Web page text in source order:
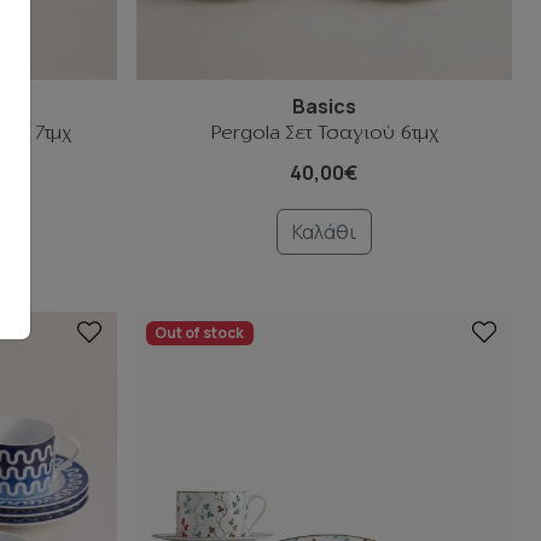
7τμχ
Basics
Pergola Σετ Τσαγιού 6τμχ
40,00€
Καλάθι
Out of stock